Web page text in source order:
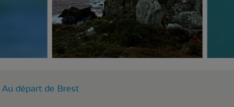
Au départ de Brest